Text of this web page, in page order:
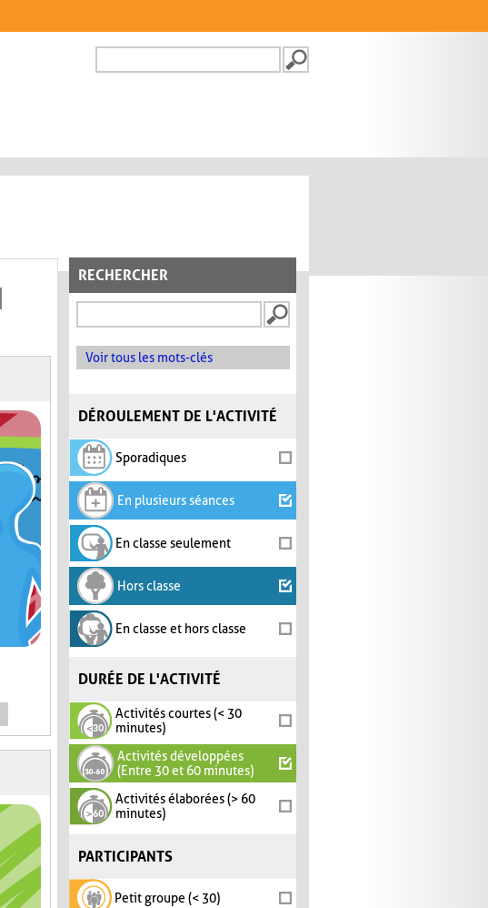
FORMULAIRE DE
RECHERCHER
Voir tous les mots-clés
DÉROULEMENT DE L'ACTIVITÉ
Sporadiques
En plusieurs séances
En classe seulement
Hors classe
En classe et hors classe
DURÉE DE L'ACTIVITÉ
Activités courtes (< 30
minutes)
Activités développées
(Entre 30 et 60 minutes)
Activités élaborées (> 60
minutes)
PARTICIPANTS
Petit groupe (< 30)